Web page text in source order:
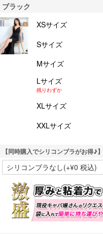
ブラック
XSサイズ
Sサイズ
Mサイズ
Lサイズ
残りわずか
XLサイズ
XXLサイズ
【同時購入でシリコンブラがお得♪】